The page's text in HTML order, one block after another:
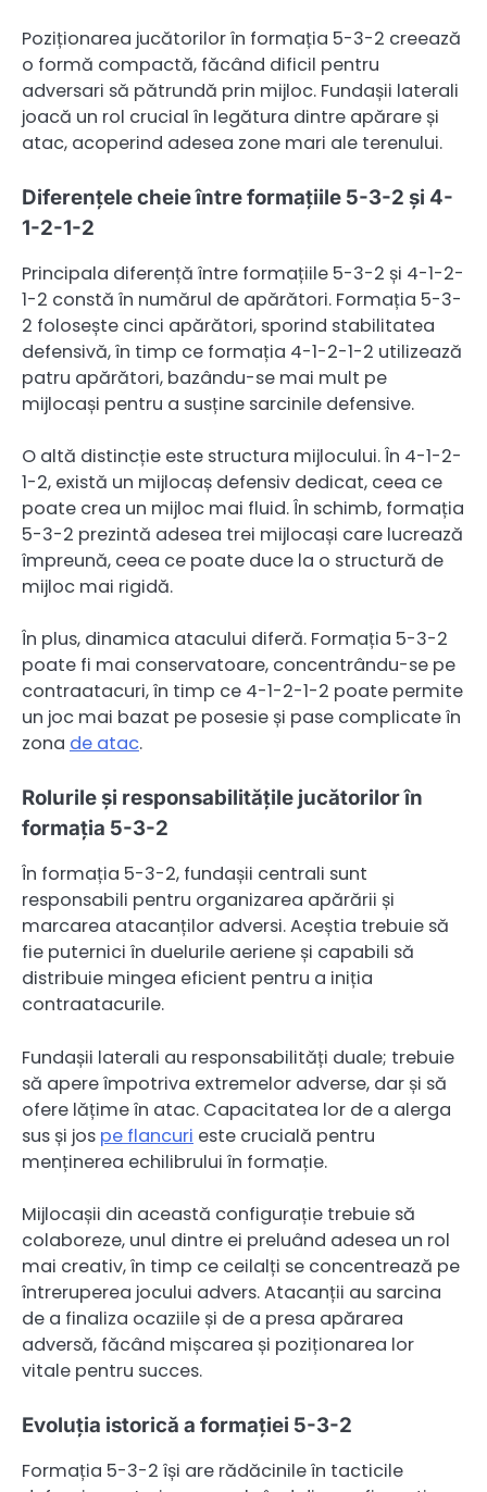
Poziționarea jucătorilor în formația 5-3-2 creează
o formă compactă, făcând dificil pentru
adversari să pătrundă prin mijloc. Fundașii laterali
joacă un rol crucial în legătura dintre apărare și
atac, acoperind adesea zone mari ale terenului.
Diferențele cheie între formațiile 5-3-2 și 4-
1-2-1-2
Principala diferență între formațiile 5-3-2 și 4-1-2-
1-2 constă în numărul de apărători. Formația 5-3-
2 folosește cinci apărători, sporind stabilitatea
defensivă, în timp ce formația 4-1-2-1-2 utilizează
patru apărători, bazându-se mai mult pe
mijlocași pentru a susține sarcinile defensive.
O altă distincție este structura mijlocului. În 4-1-2-
1-2, există un mijlocaș defensiv dedicat, ceea ce
poate crea un mijloc mai fluid. În schimb, formația
5-3-2 prezintă adesea trei mijlocași care lucrează
împreună, ceea ce poate duce la o structură de
mijloc mai rigidă.
În plus, dinamica atacului diferă. Formația 5-3-2
poate fi mai conservatoare, concentrându-se pe
contraatacuri, în timp ce 4-1-2-1-2 poate permite
un joc mai bazat pe posesie și pase complicate în
zona de atac.
Rolurile și responsabilitățile jucătorilor în
formația 5-3-2
În formația 5-3-2, fundașii centrali sunt
responsabili pentru organizarea apărării și
marcarea atacanților adversi. Aceștia trebuie să
fie puternici în duelurile aeriene și capabili să
distribuie mingea eficient pentru a iniția
contraatacurile.
Fundașii laterali au responsabilități duale; trebuie
să apere împotriva extremelor adverse, dar și să
ofere lățime în atac. Capacitatea lor de a alerga
sus și jos pe flancuri este crucială pentru
menținerea echilibrului în formație.
Mijlocașii din această configurație trebuie să
colaboreze, unul dintre ei preluând adesea un rol
mai creativ, în timp ce ceilalți se concentrează pe
întreruperea jocului advers. Atacanții au sarcina
de a finaliza ocaziile și de a presa apărarea
adversă, făcând mișcarea și poziționarea lor
vitale pentru succes.
Evoluția istorică a formației 5-3-2
Formația 5-3-2 își are rădăcinile în tacticile